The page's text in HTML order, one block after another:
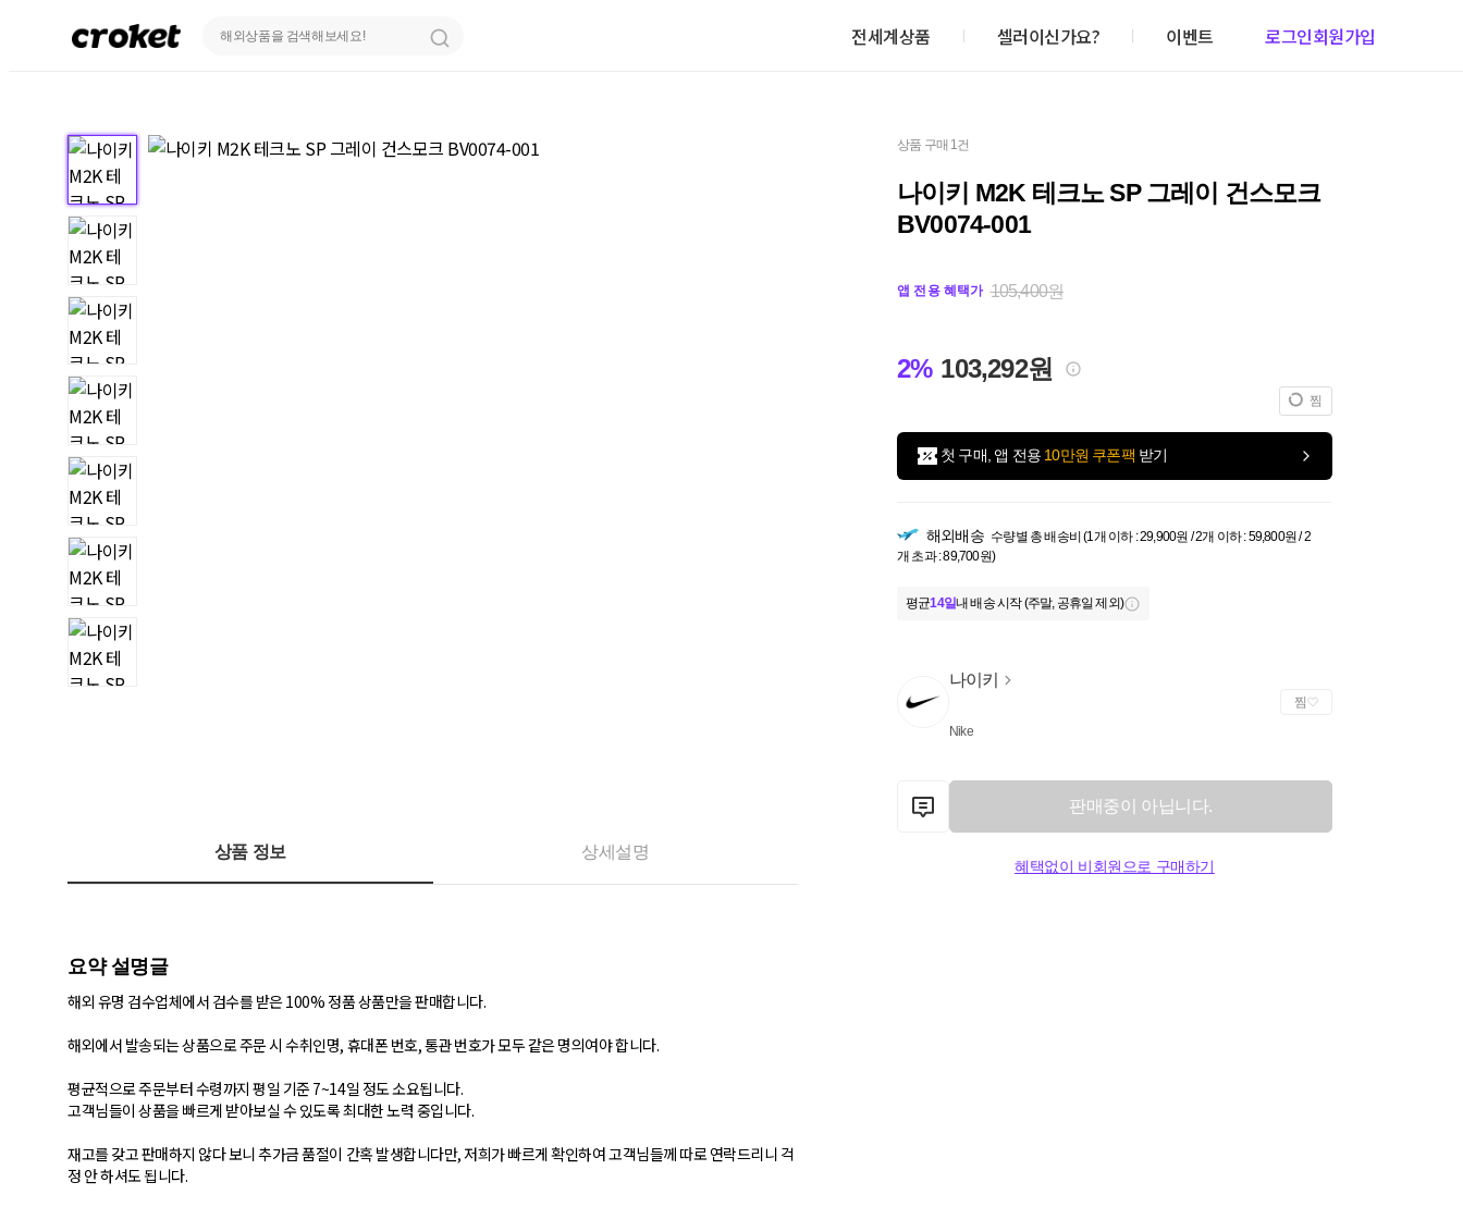
전세계상품 셀러이신가요? 이벤트 로그인회원가입
상품 구매 1건
나이키 M2K 테크노 SP 그레이 건스모크
BV0074-001
앱 전용 혜택가 105,400원
2% 103,292원
찜
첫 구매, 앱 전용 10만원 쿠폰팩 받기
해외배송 수량별 총 배송비 (1개 이하 : 29,900원 / 2개 이하 : 59,800원 / 2
개 초과 : 89,700원)
평균14일내 배송 시작 (주말, 공휴일 제외)
나이키
Nike
찜
판매중이 아닙니다.
혜택없이 비회원으로 구매하기
상품 정보 상세설명
요약 설명글
해외 유명 검수업체에서 검수를 받은 100% 정품 상품만을 판매합니다.
해외에서 발송되는 상품으로 주문 시 수취인명, 휴대폰 번호, 통관 번호가 모두 같은 명의여야 합니다.
평균적으로 주문부터 수령까지 평일 기준 7~14일 정도 소요됩니다.
고객님들이 상품을 빠르게 받아보실 수 있도록 최대한 노력 중입니다.
재고를 갖고 판매하지 않다 보니 추가금 품절이 간혹 발생합니다만, 저희가 빠르게 확인하여 고객님들께 따로 연락드리니 걱
정 안 하셔도 됩니다.